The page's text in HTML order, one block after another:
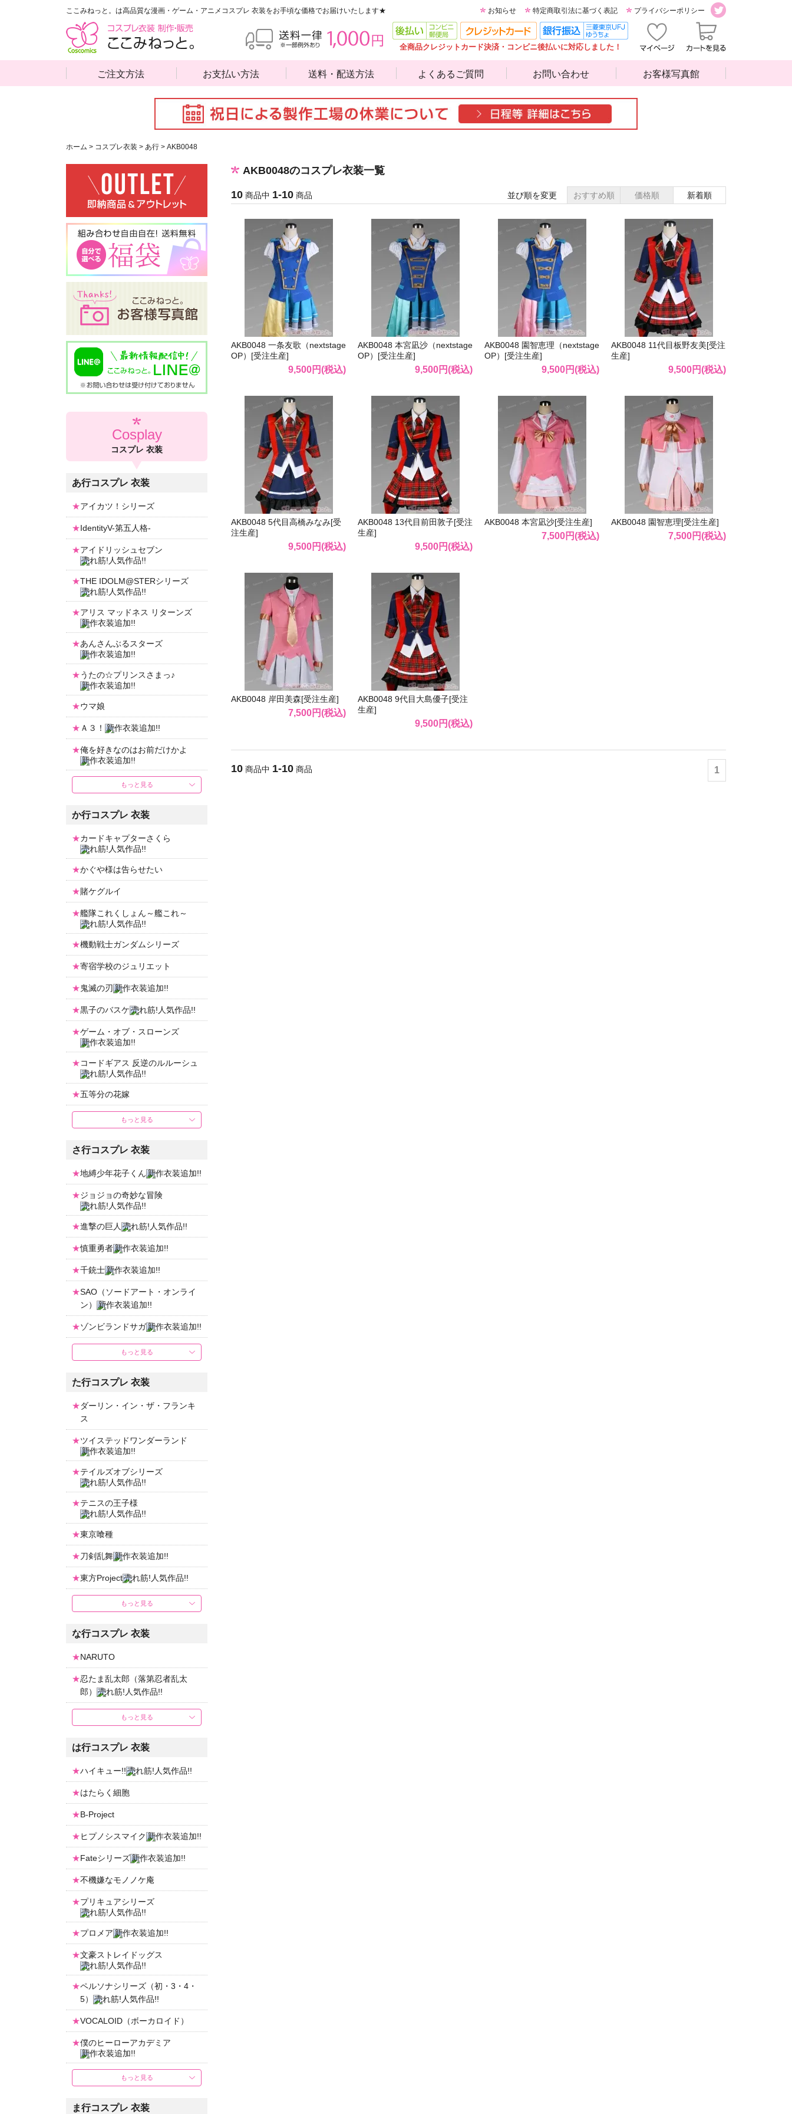
ここみねっと。は高品質な漫画・ゲーム・アニメコスプレ 衣装をお手頃な価格でお届けいたします★ お知らせ 特定商取引法に基づく表記 プライバシーポリシー
全商品クレジットカード決済・コンビニ後払いに対応しました！
ご注文方法 お支払い方法 送料・配送方法 よくあるご質問 お問い合わせ お客様写真館
ホーム > コスプレ衣装 > あ行 > AKB0048
AKB0048のコスプレ衣装一覧
10 商品中 1-10 商品 並び順を変更 おすすめ順 価格順 新着順
AKB0048 一条友歌（nextstage
OP）[受注生産]
9,500円(税込)
AKB0048 本宮凪沙（nextstage
OP）[受注生産]
9,500円(税込)
AKB0048 園智恵理（nextstage
OP）[受注生産]
9,500円(税込)
AKB0048 11代目板野友美[受注
生産]
9,500円(税込)
AKB0048 5代目高橋みなみ[受
注生産]
9,500円(税込)
AKB0048 13代目前田敦子[受注
生産]
9,500円(税込)
AKB0048 本宮凪沙[受注生産]
7,500円(税込)
AKB0048 園智恵理[受注生産]
7,500円(税込)
AKB0048 岸田美森[受注生産]
7,500円(税込)
AKB0048 9代目大島優子[受注
生産]
9,500円(税込)
10 商品中 1-10 商品 1
Cosplay
コスプレ 衣装
あ行コスプレ 衣装
アイカツ！シリーズ
IdentityV-第五人格-
アイドリッシュセブン
THE IDOLM@STERシリーズ
アリス マッドネス リターンズ
あんさんぶるスターズ
うたの☆プリンスさまっ♪
ウマ娘
Ａ３！
俺を好きなのはお前だけかよ
もっと見る
か行コスプレ 衣装
カードキャプターさくら
かぐや様は告らせたい
賭ケグルイ
艦隊これくしょん～艦これ～
機動戦士ガンダムシリーズ
寄宿学校のジュリエット
鬼滅の刃
黒子のバスケ
ゲーム・オブ・スローンズ
コードギアス 反逆のルルーシュ
五等分の花嫁
もっと見る
さ行コスプレ 衣装
地縛少年花子くん
ジョジョの奇妙な冒険
進撃の巨人
慎重勇者
千銃士
SAO（ソードアート・オンライ
ン）
ゾンビランドサガ
もっと見る
た行コスプレ 衣装
ダーリン・イン・ザ・フランキ
ス
ツイステッドワンダーランド
テイルズオブシリーズ
テニスの王子様
東京喰種
刀剣乱舞
東方Project
もっと見る
な行コスプレ 衣装
NARUTO
忍たま乱太郎（落第忍者乱太
郎）
もっと見る
は行コスプレ 衣装
ハイキュー!!
はたらく細胞
B-Project
ヒプノシスマイク
Fateシリーズ
不機嫌なモノノケ庵
プリキュアシリーズ
プロメア
文豪ストレイドッグス
ペルソナシリーズ（初・3・4・
5）
VOCALOID（ボーカロイド）
僕のヒーローアカデミア
もっと見る
ま行コスプレ 衣装